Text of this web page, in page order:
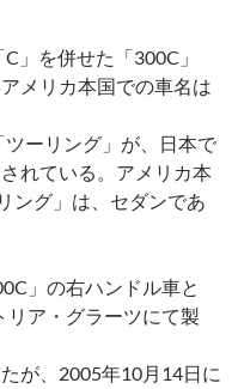
」を併せた「300C」
メリカ本国での車名は
ツーリング」が、日本で
れている。アメリカ本
ング」は、セダンであ
」の右ハンドル車と
リア・グラーツにて製
が、2005年10月14日に